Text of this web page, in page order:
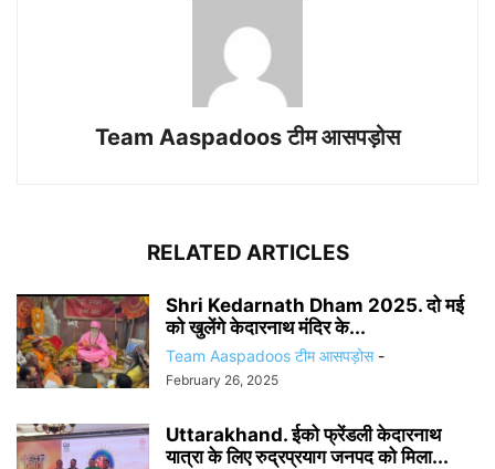
Team Aaspadoos टीम आसपड़ोस
RELATED ARTICLES
Shri Kedarnath Dham 2025. दो मई
को खुलेंगे केदारनाथ मंदिर के...
Team Aaspadoos टीम आसपड़ोस -
February 26, 2025
Uttarakhand. ईको फ्रेंडली केदारनाथ
यात्रा के लिए रुद्रप्रयाग जनपद को मिला...